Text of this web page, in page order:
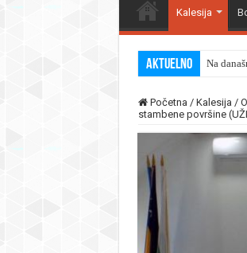
Kalesija
Aktuelno Na
Početna / Kalesija /
stambene površine